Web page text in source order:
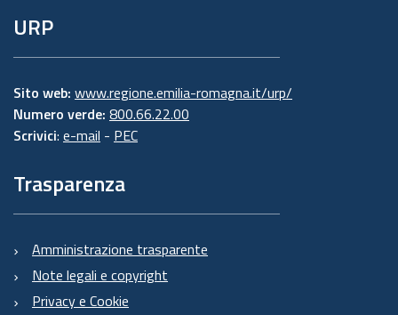
URP
Sito web: www.regione.emilia-romagna.it/urp/
Numero verde: 800.66.22.00
Scrivici: e-mail - PEC
Trasparenza
Amministrazione trasparente
Note legali e copyright
Privacy e Cookie